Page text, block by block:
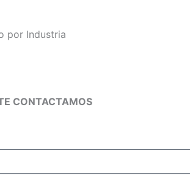
por Industria